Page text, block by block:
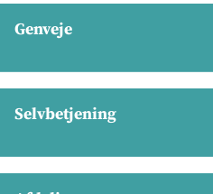
Genveje
Selvbetjening